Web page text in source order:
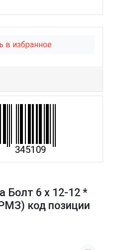
в избранное
Болт 6 х 12-12 *
код позиции